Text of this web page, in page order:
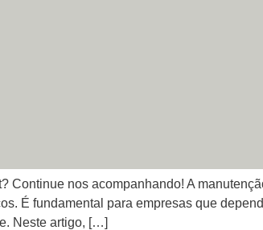
nos acompanhando! A
É fundamental para empresas que
Neste artigo, […]